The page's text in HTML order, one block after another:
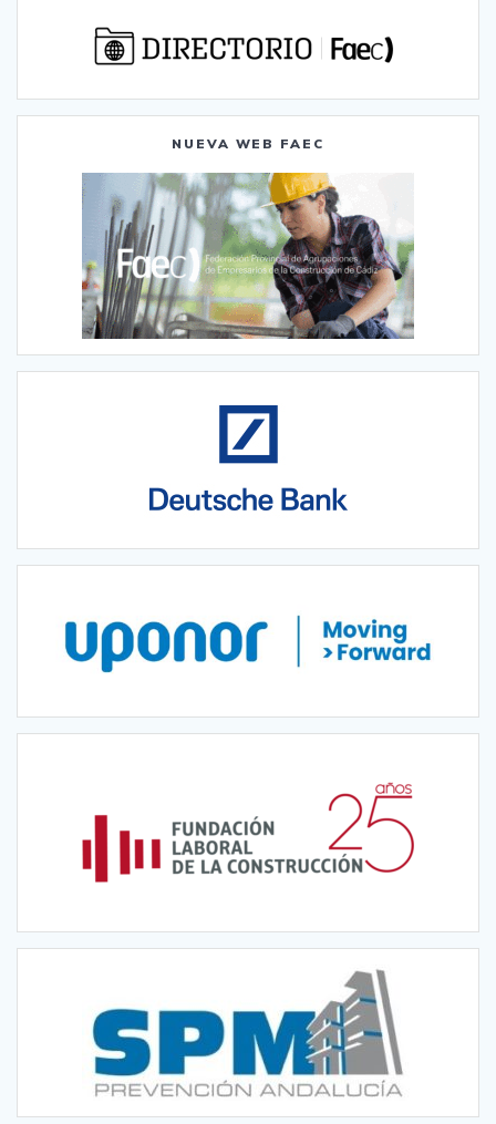
NUEVA WEB FAEC